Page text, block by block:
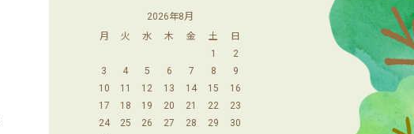
2026年8月
月
火 水 木 金 土 日
1
2
3
4 5 6 7 8
9
10
11 12 13 14 15
16
17
18 19 20 21 22
23
24
25 26 27 28 29
30